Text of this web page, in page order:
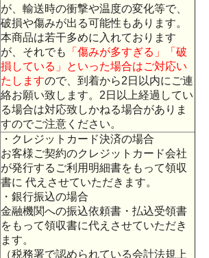
が、輸送時の衝撃や温度の変化等で、
破損や傷みが出る可能性もあります。
本商品は若干多めに入れております
が、それでも
「傷みが多すぎる」「破
損している」といった場合はご対応い
たしますので、到着から2日以内にご連
絡お願い致します。2日以上経過してい
る場合は対応致しかねる場合がありま
すのでご注意ください。
・クレジットカード決済の場合
お客様ご契約のクレジットカード会社
が発行するご利用明細書をもって領収
書に 代えさせていただきます。
・銀行振込の場合
金融機関への振込依頼書・払込受領書
をもって領収書に代えさせていただき
ます。
（税務署で認められている会計法規上